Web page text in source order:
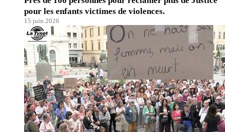
pour les enfants victimes de violences.
15 juin 2026